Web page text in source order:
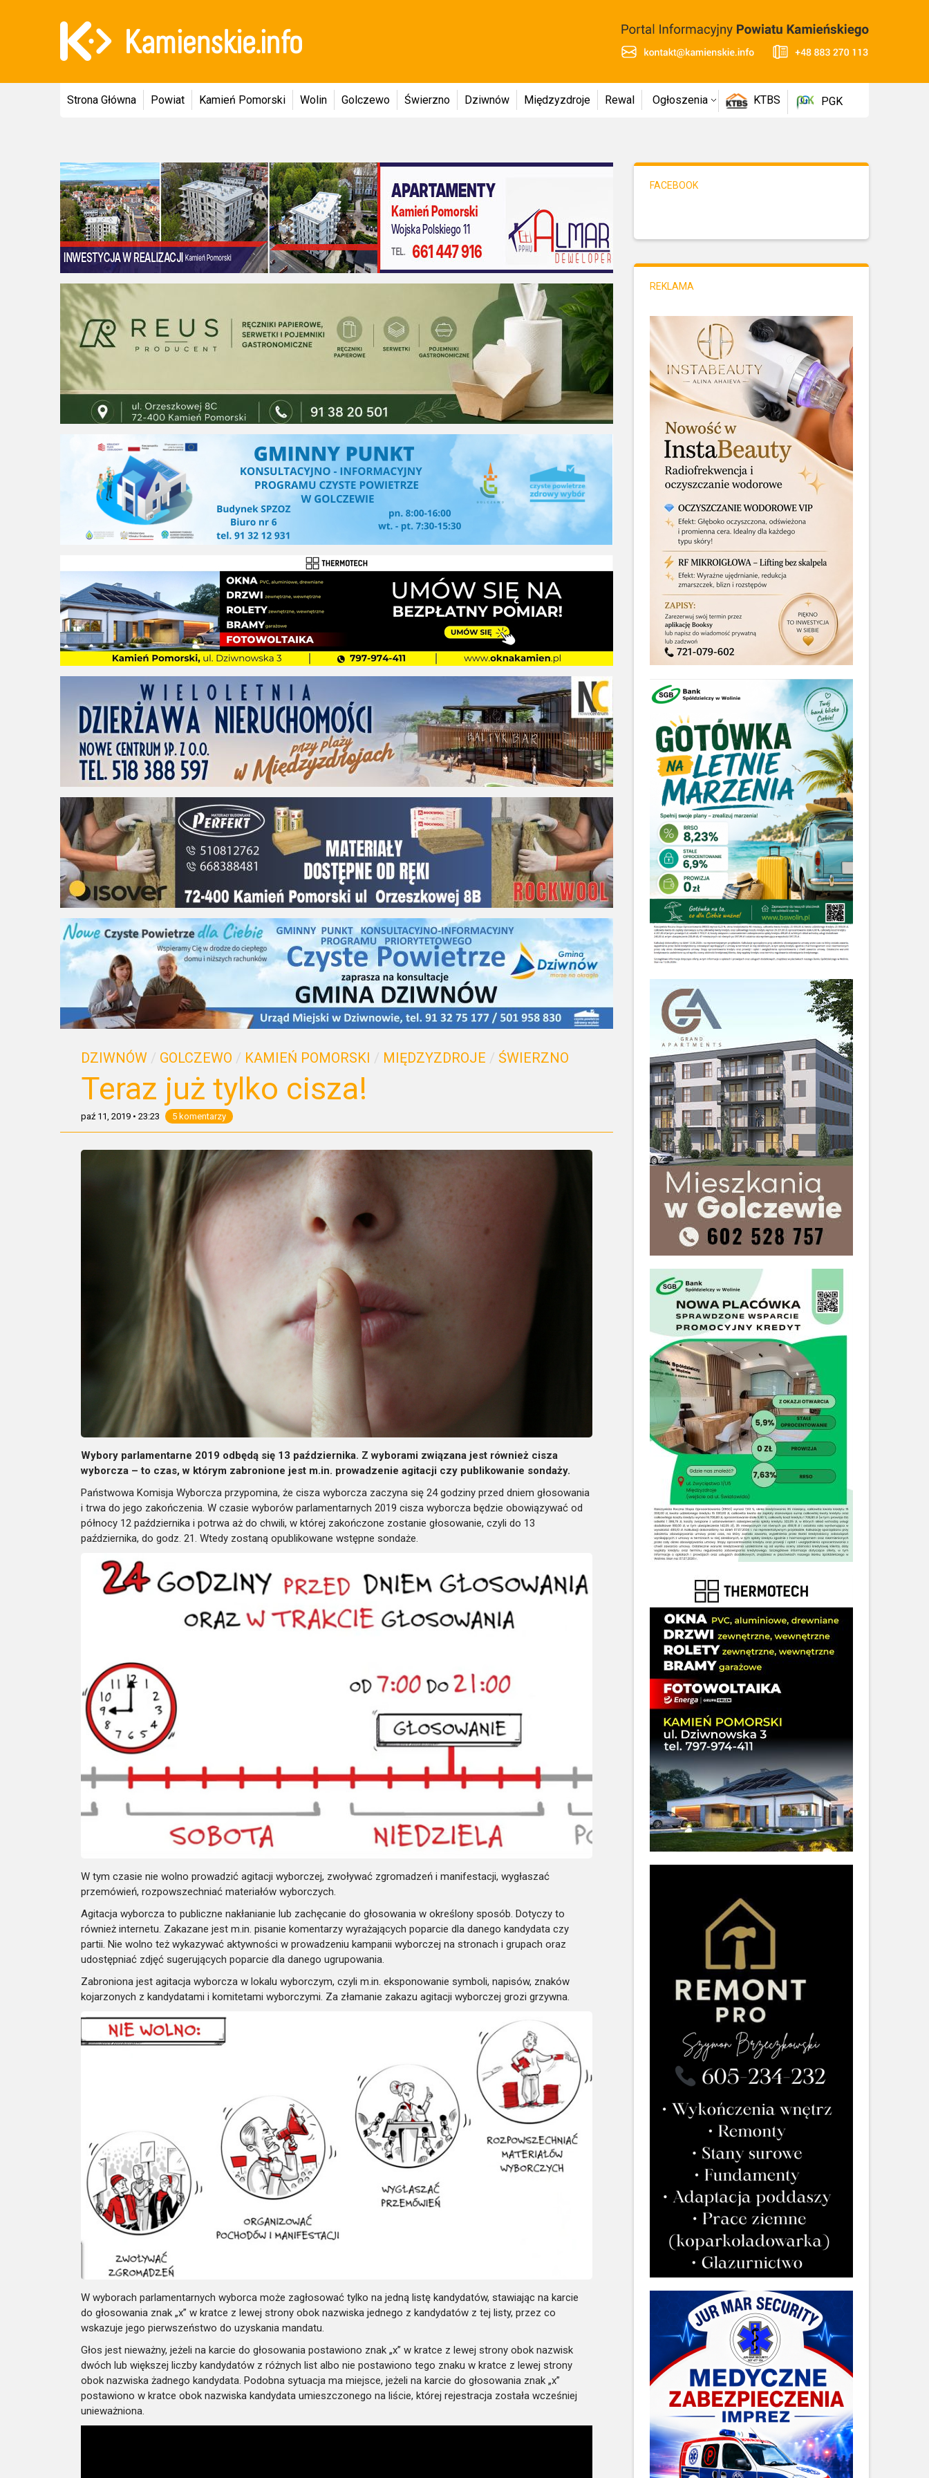
Strona Główna Powiat Kamień Pomorski Wolin Golczewo Świerzno Dziwnów Międzyzdroje Rewal Ogłoszenia KTBS PGK
DZIWNÓW / GOLCZEWO / KAMIEŃ POMORSKI / MIĘDZYZDROJE / ŚWIERZNO
Teraz już tylko cisza!
paź 11, 2019 • 23:23 5 komentarzy
Wybory parlamentarne 2019 odbędą się 13 października. Z wyborami związana jest również cisza
wyborcza – to czas, w którym zabronione jest m.in. prowadzenie agitacji czy publikowanie sondaży.
Państwowa Komisja Wyborcza przypomina, że cisza wyborcza zaczyna się 24 godziny przed dniem głosowania
i trwa do jego zakończenia. W czasie wyborów parlamentarnych 2019 cisza wyborcza będzie obowiązywać od
północy 12 października i potrwa aż do chwili, w której zakończone zostanie głosowanie, czyli do 13
października, do godz. 21. Wtedy zostaną opublikowane wstępne sondaże.
W tym czasie nie wolno prowadzić agitacji wyborczej, zwoływać zgromadzeń i manifestacji, wygłaszać
przemówień, rozpowszechniać materiałów wyborczych.
Agitacja wyborcza to publiczne nakłanianie lub zachęcanie do głosowania w określony sposób. Dotyczy to
również internetu. Zakazane jest m.in. pisanie komentarzy wyrażających poparcie dla danego kandydata czy
partii. Nie wolno też wykazywać aktywności w prowadzeniu kampanii wyborczej na stronach i grupach oraz
udostępniać zdjęć sugerujących poparcie dla danego ugrupowania.
Zabroniona jest agitacja wyborcza w lokalu wyborczym, czyli m.in. eksponowanie symboli, napisów, znaków
kojarzonych z kandydatami i komitetami wyborczymi. Za złamanie zakazu agitacji wyborczej grozi grzywna.
W wyborach parlamentarnych wyborca może zagłosować tylko na jedną listę kandydatów, stawiając na karcie
do głosowania znak „x” w kratce z lewej strony obok nazwiska jednego z kandydatów z tej listy, przez co
wskazuje jego pierwszeństwo do uzyskania mandatu.
Głos jest nieważny, jeżeli na karcie do głosowania postawiono znak „x” w kratce z lewej strony obok nazwisk
dwóch lub większej liczby kandydatów z różnych list albo nie postawiono tego znaku w kratce z lewej strony
obok nazwiska żadnego kandydata. Podobna sytuacja ma miejsce, jeżeli na karcie do głosowania znak „x”
postawiono w kratce obok nazwiska kandydata umieszczonego na liście, której rejestracja została wcześniej
unieważniona.
FACEBOOK
REKLAMA